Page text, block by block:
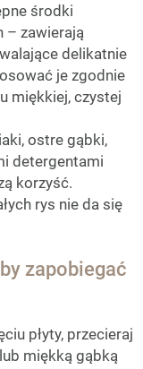
środki
– zawierają
delikatnie
je zgodnie
miękkiej, czystej
ostre gąbki,
detergentami
korzyść.
rys nie da się
zapobiegać
płyty, przecieraj
lub miękką gąbką